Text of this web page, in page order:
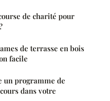
de charité pour
de terrasse en bois
facile
un programme de
dans votre